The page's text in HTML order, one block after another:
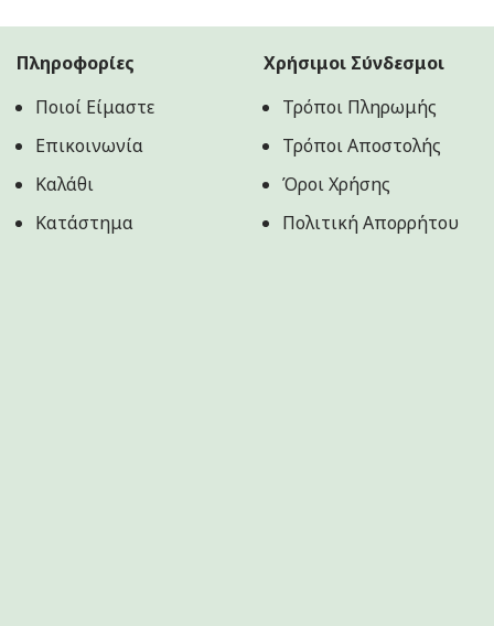
19.90€.είναι:
was:
17.90€.
τιμή
είναι:
15.90€.
Πληροφορίες
Ποιοί Είμαστε
Επικοινωνία
Καλάθι
Κατάστημα
Χρήσιμοι Σύνδεσμοι
Τρόποι Πληρωμής
Τρόποι Αποστολής
Όροι Χρήσης
Πολιτική Aπορρήτου